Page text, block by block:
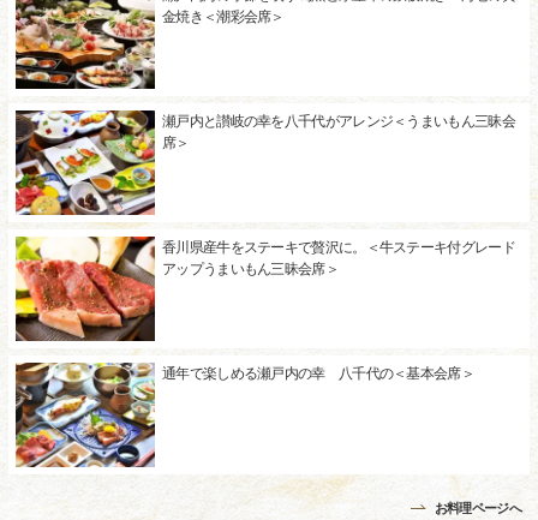
金焼き＜潮彩会席＞
瀬戸内と讃岐の幸を八千代がアレンジ＜うまいもん三昧会
席＞
香川県産牛をステーキで贅沢に。＜牛ステーキ付グレード
アップうまいもん三昧会席＞
通年で楽しめる瀬戸内の幸 八千代の＜基本会席＞
お料理ページへ